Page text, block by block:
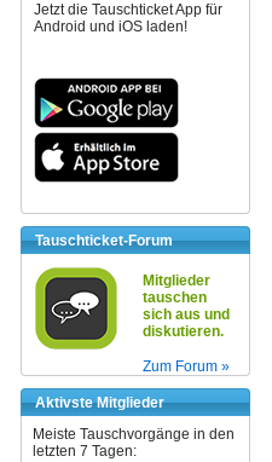
Jetzt die Tauschticket App für
Android und iOS laden!
Tauschticket-Forum
Mitglieder
tauschen
sich aus und
diskutieren.
Zum Forum »
Aktivste Mitglieder
Meiste Tauschvorgänge in den
letzten 7 Tagen: